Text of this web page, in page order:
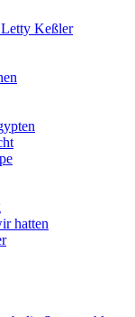
Letty Keßler
hatten